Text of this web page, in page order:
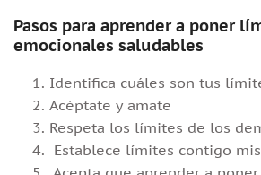
Pasos para aprender a poner
emocionales saludables
Identifica cuáles son tus
Acéptate y amate
Respeta los límites de los
Establece límites contigo